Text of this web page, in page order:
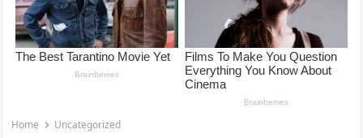
Home Uncategorized